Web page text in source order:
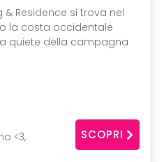
& Residence si trova nel
la costa occidentale
quiete della campagna
<3,
SCOPRI